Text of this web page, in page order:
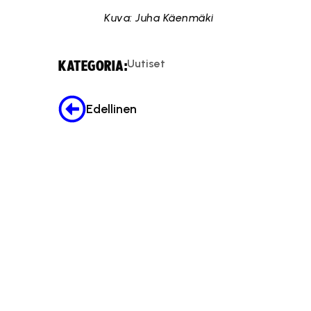
Kuva: Juha Käenmäki
KATEGORIA:Uutiset
Edellinen